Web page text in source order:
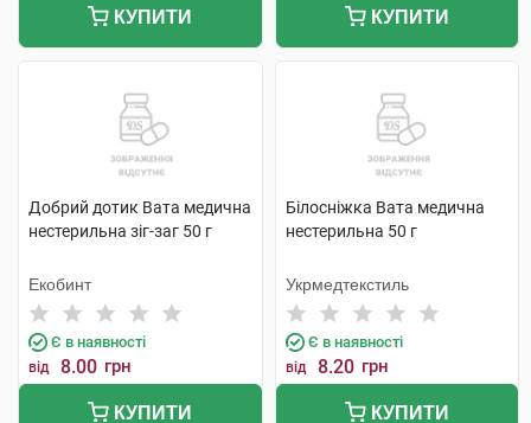
КУПИТИ КУПИТИ
Добрий дотик Вата медична
нестерильна зіг-заг 50 г
Екобинт
Є в наявності
від 8.00 грн
КУПИТИ
Білосніжка Вата медична
нестерильна 50 г
Укрмедтекстиль
Є в наявності
від 8.20 грн
КУПИТИ